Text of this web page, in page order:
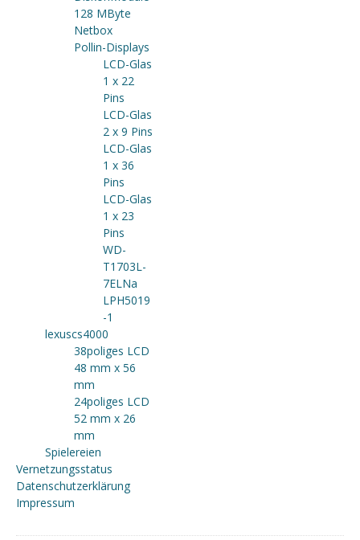
128 MByte
Netbox
Pollin-Displays
LCD-Glas
1 x 22
Pins
LCD-Glas
2 x 9 Pins
LCD-Glas
1 x 36
Pins
LCD-Glas
1 x 23
Pins
WD-
T1703L-
7ELNa
LPH5019
-1
lexuscs4000
38poliges LCD
48 mm x 56
mm
24poliges LCD
52 mm x 26
mm
Spielereien
Vernetzungsstatus
Datenschutzerklärung
Impressum